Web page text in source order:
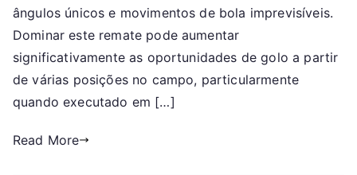
Externo:
Colocação
ângulos únicos e movimentos de bola imprevisíveis.
Dominar este remate pode aumentar
significativamente as oportunidades de golo a partir
de várias posições no campo, particularmente
quando executado em […]
Read More